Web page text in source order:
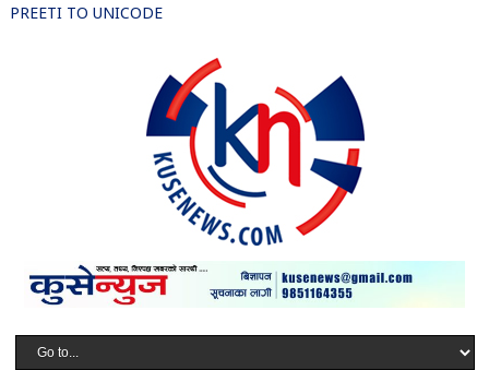
PREETI TO UNICODE